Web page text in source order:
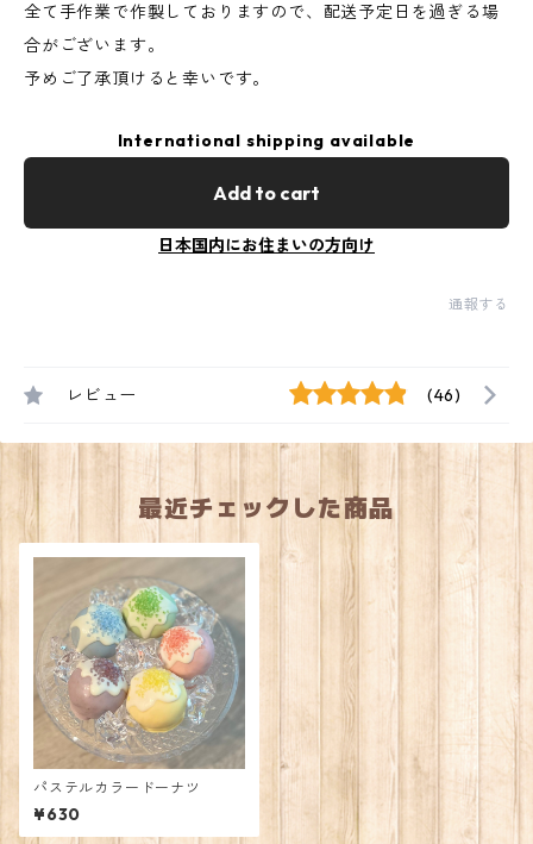
全て手作業で作製しておりますので、配送予定日を過ぎる場
合がございます。
予めご了承頂けると幸いです。
International shipping available
Add to cart
日本国内にお住まいの方向け
通報する
レビュー (46)
最近チェックした商品
パステルカラードーナツ
¥630